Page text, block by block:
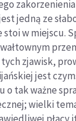
jedną ze
stoi w miejscu.
zjawisk,
jest
o tak ważne
wielki